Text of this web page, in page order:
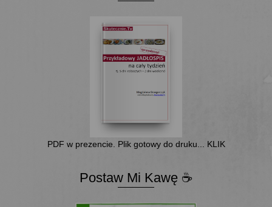
PDF w prezencie. Plik gotowy do druku... KLIK
Postaw Mi Kawę ☕